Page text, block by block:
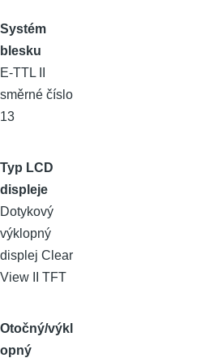
Systém
blesku
E-TTL II
směrné číslo
13
Typ LCD
displeje
Dotykový
výklopný
displej Clear
View II TFT
Otočný/výkl
opný